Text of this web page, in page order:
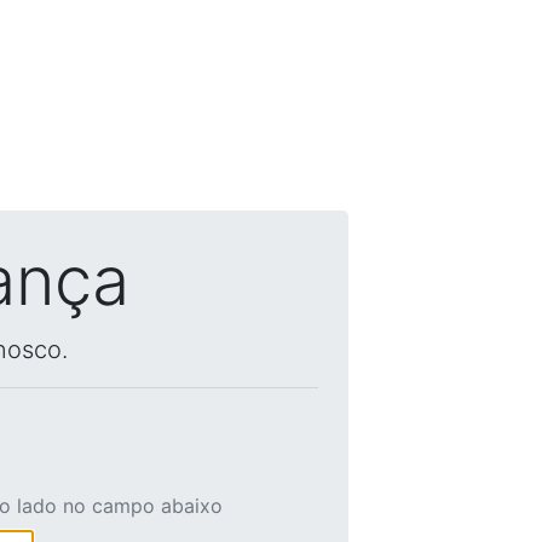
lado no campo abaixo